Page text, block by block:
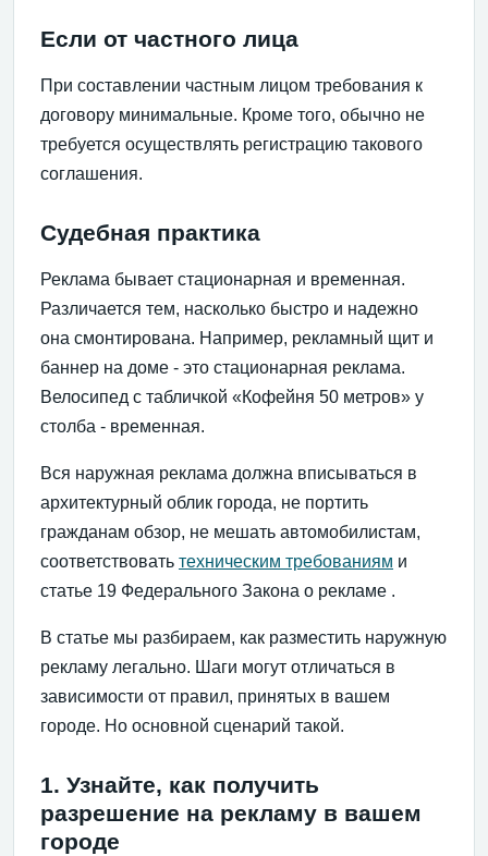
Если от частного лица
При составлении частным лицом требования к
договору минимальные. Кроме того, обычно не
требуется осуществлять регистрацию такового
соглашения.
Судебная практика
Реклама бывает стационарная и временная.
Различается тем, насколько быстро и надежно
она смонтирована. Например, рекламный щит и
баннер на доме - это стационарная реклама.
Велосипед с табличкой «Кофейня 50 метров» у
столба - временная.
Вся наружная реклама должна вписываться в
архитектурный облик города, не портить
гражданам обзор, не мешать автомобилистам,
соответствовать техническим требованиям и
статье 19 Федерального Закона о рекламе .
В статье мы разбираем, как разместить наружную
рекламу легально. Шаги могут отличаться в
зависимости от правил, принятых в вашем
городе. Но основной сценарий такой.
1. Узнайте, как получить
разрешение на рекламу в вашем
городе